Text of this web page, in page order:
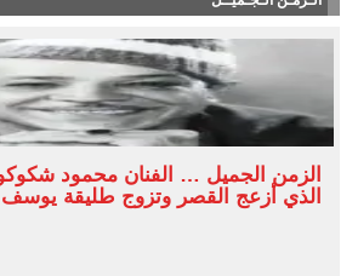
الزمن الجميل … الفنان محمود
الذي أزعج القصر وتزوج طليقة